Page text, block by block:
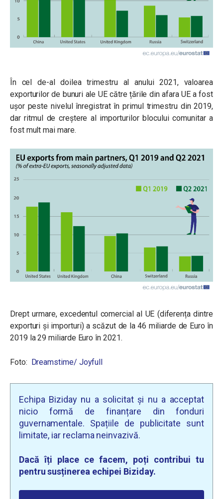
În cel de-al doilea trimestru al anului 2021, valoarea
exporturilor de bunuri ale UE către țările din afara UE a fost
ușor peste nivelul înregistrat în primul trimestru din 2019,
dar ritmul de creștere al importurilor blocului comunitar a
fost mult mai mare.
Drept urmare, excedentul comercial al UE (diferența dintre
exporturi și importuri) a scăzut de la 46 miliarde de Euro în
2019 la 29 miliarde Euro în 2021.
Foto: Dreamstime/ Joyfull
Echipa Biziday nu a solicitat și nu a acceptat
nicio formă de finanțare din fonduri
guvernamentale. Spațiile de publicitate sunt
limitate, iar reclama neinvazivă.
Dacă îți place ce facem, poți contribui tu
pentru susținerea echipei Biziday.